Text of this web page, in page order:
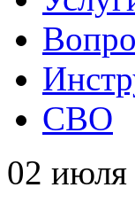
СВО
02 июля